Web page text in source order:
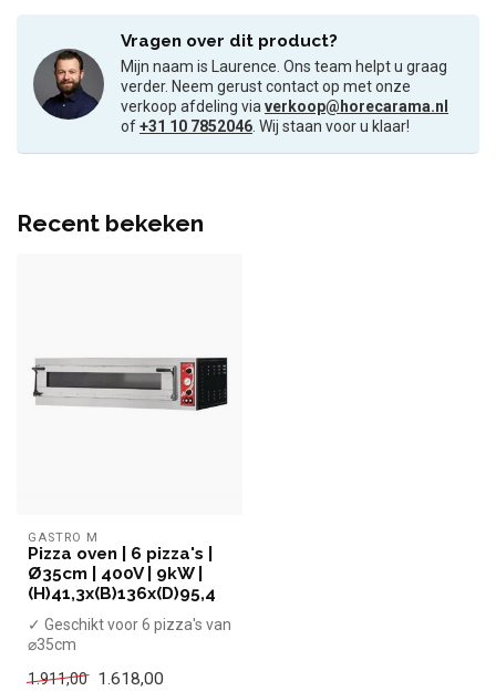
Vragen over dit product?
Mijn naam is Laurence. Ons team helpt u graag
verder. Neem gerust contact op met onze
verkoop afdeling viaverkoop@horecarama.nl
of+31 10 7852046. Wij staan voor u klaar!
Recent bekeken
GASTRO M
Pizza oven | 6 pizza's |
Ø35cm | 400V | 9kW |
(H)41,3x(B)136x(D)95,4
✓ Geschikt voor 6 pizza's van
⌀35cm
✓ 400 Volt
1.911,00 1.618,00